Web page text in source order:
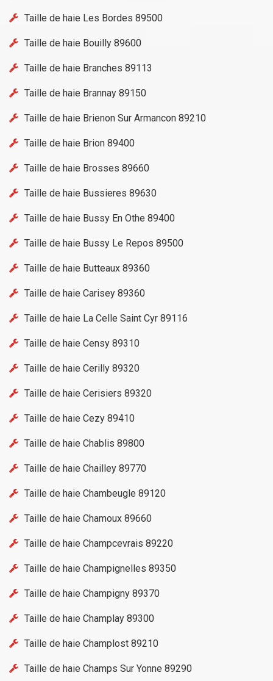
Taille de haie Les Bordes 89500
Taille de haie Bouilly 89600
Taille de haie Branches 89113
Taille de haie Brannay 89150
Taille de haie Brienon Sur Armancon 89210
Taille de haie Brion 89400
Taille de haie Brosses 89660
Taille de haie Bussieres 89630
Taille de haie Bussy En Othe 89400
Taille de haie Bussy Le Repos 89500
Taille de haie Butteaux 89360
Taille de haie Carisey 89360
Taille de haie La Celle Saint Cyr 89116
Taille de haie Censy 89310
Taille de haie Cerilly 89320
Taille de haie Cerisiers 89320
Taille de haie Cezy 89410
Taille de haie Chablis 89800
Taille de haie Chailley 89770
Taille de haie Chambeugle 89120
Taille de haie Chamoux 89660
Taille de haie Champcevrais 89220
Taille de haie Champignelles 89350
Taille de haie Champigny 89370
Taille de haie Champlay 89300
Taille de haie Champlost 89210
Taille de haie Champs Sur Yonne 89290